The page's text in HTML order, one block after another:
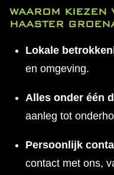
WAAROM KIEZEN
HAASTER
Lokale
en omgeving.
Alles onder één
aanleg tot
Persoonlijk
contact met ons,